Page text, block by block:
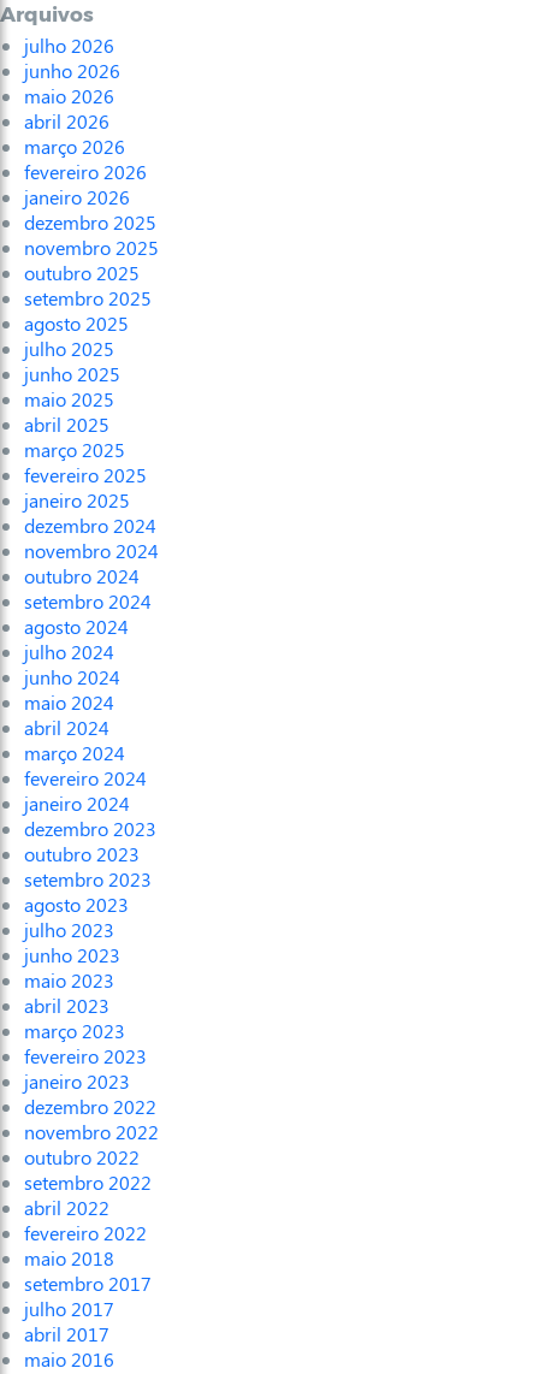
Arquivos
julho 2026
junho 2026
maio 2026
abril 2026
março 2026
fevereiro 2026
janeiro 2026
dezembro 2025
novembro 2025
outubro 2025
setembro 2025
agosto 2025
julho 2025
junho 2025
maio 2025
abril 2025
março 2025
fevereiro 2025
janeiro 2025
dezembro 2024
novembro 2024
outubro 2024
setembro 2024
agosto 2024
julho 2024
junho 2024
maio 2024
abril 2024
março 2024
fevereiro 2024
janeiro 2024
dezembro 2023
outubro 2023
setembro 2023
agosto 2023
julho 2023
junho 2023
maio 2023
abril 2023
março 2023
fevereiro 2023
janeiro 2023
dezembro 2022
novembro 2022
outubro 2022
setembro 2022
abril 2022
fevereiro 2022
maio 2018
setembro 2017
julho 2017
abril 2017
maio 2016